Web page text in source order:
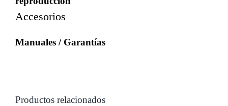
Accesorios
Manuales / Garantías